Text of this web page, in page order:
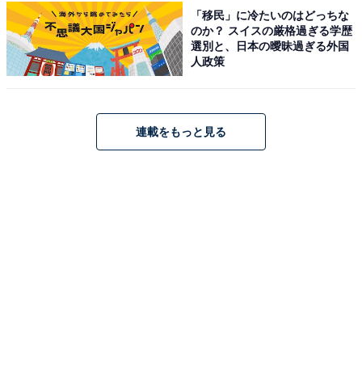
「移民」に冷たいのはどっちな
のか？ スイスの厳格過ぎる学歴
選別と、日本の曖昧過ぎる外国
人政策
連載をもっと見る